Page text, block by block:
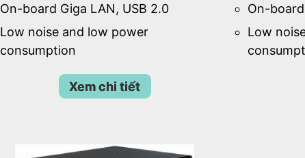
On-board Giga LAN, USB 2.0
Low noise and low power
consumption
Xem chi tiết
On-
Low